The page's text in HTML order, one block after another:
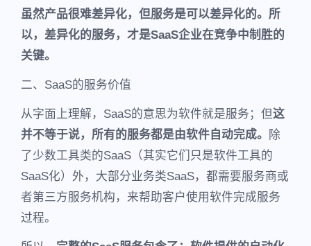
虽然产品很难差异化，但服务是可以差异化的。所
以，差异化的服务，才是SaaS企业在竞争中制胜的
关键。
二、SaaS的服务价值
从字面上理解，SaaS的意思为软件就是服务；但这
并不等于说，所有的服务都是由软件自动完成。
除
了少数工具类的SaaS（其实它们只是软件工具的
SaaS化）外，大部分业务类SaaS，都需要服务商或
者第三方服务机构，来帮助客户使用软件完成服务
过程。